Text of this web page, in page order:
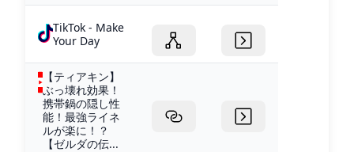
TikTok - Make
Your Day
【ティアキン】
ぶっ壊れ効果！
携帯鍋の隠し性
能！最強ライネ
ルが楽に！？
【ゼルダの伝...